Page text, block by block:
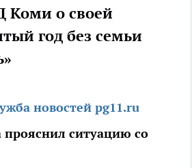
о своей
год без семьи
новостей pg11.ru
прояснил ситуацию со